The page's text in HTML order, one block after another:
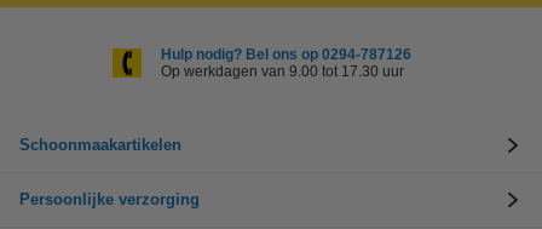
Hulp nodig? Bel ons op 0294-787126
Op werkdagen van 9.00 tot 17.30 uur
Schoonmaakartikelen
Persoonlijke verzorging